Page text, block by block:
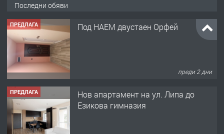
Последни обяви
ПРЕДЛАГА Под НАЕМ двустаен Орфей
преди 2 дни
ПРЕДЛАГА
Нов апартамент на ул. Липа до
Езикова гимназия